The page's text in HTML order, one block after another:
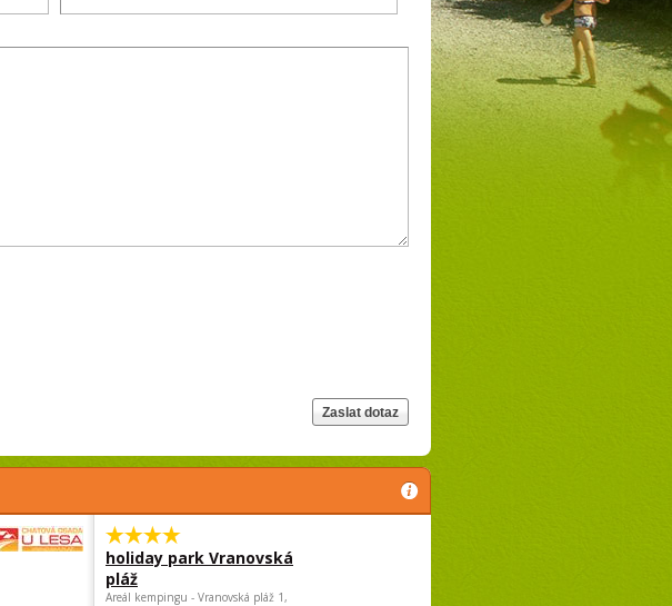
holiday park Vranovská
pláž
Areál kempingu - Vranovská pláž 1,